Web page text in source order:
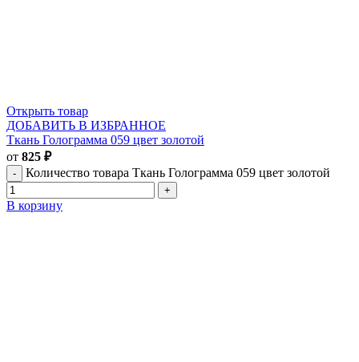
Открыть товар
ДОБАВИТЬ В ИЗБРАННОЕ
Ткань Голограмма 059 цвет золотой
от 825 ₽
Количество товара Ткань Голограмма 059 цвет золотой
В корзину